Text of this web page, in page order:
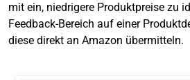
mit ein, niedrigere Produktpreise zu
Feedback-Bereich auf einer
diese direkt an Amazon übermitteln.